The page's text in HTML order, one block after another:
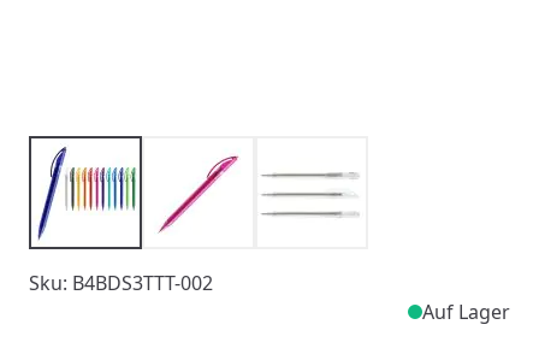
Sku: B4BDS3TTT-002
Auf Lager